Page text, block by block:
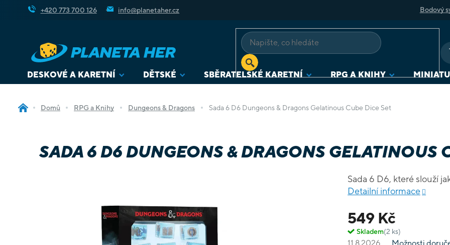
+420 773 700 126 info@planetaher.cz Bodový
DESKOVÉ A KARETNÍ DĚTSKÉ SBĚRATELSKÉ KARETNÍ RPG A KNIHY
Domů RPG a Knihy Dungeons & Dragons Sada 6 D6 Dungeons & Dragons Gelatinous Cube Dice Set
SADA 6 D6 DUNGEONS & DRAGONS GELATINOUS
549 Kč
Skladem(2 ks)
Sada 6 D6, které slouží
Detailní informace